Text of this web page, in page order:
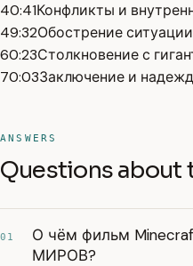
40:41Конфликты и
49:32Обострение
60:23Столкновение с
70:03Заключение и
ANSWERS
Questions about
01
О чём фильм
МИРОВ?